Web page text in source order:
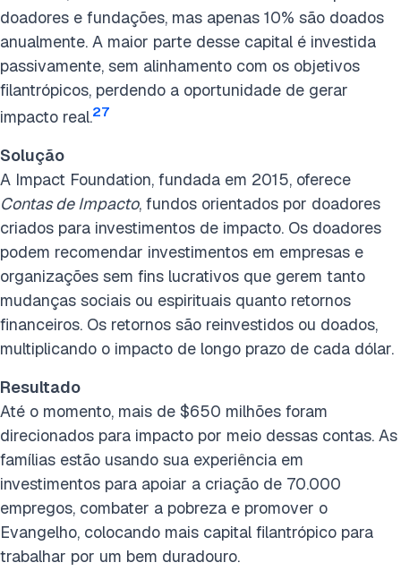
doadores e fundações, mas apenas 10% são doados
anualmente. A maior parte desse capital é investida
passivamente, sem alinhamento com os objetivos
filantrópicos, perdendo a oportunidade de gerar
impacto real.27
Solução
A Impact Foundation, fundada em 2015, oferece
Contas de Impacto, fundos orientados por doadores
criados para investimentos de impacto. Os doadores
podem recomendar investimentos em empresas e
organizações sem fins lucrativos que gerem tanto
mudanças sociais ou espirituais quanto retornos
financeiros. Os retornos são reinvestidos ou doados,
multiplicando o impacto de longo prazo de cada dólar.
Resultado
Até o momento, mais de $650 milhões foram
direcionados para impacto por meio dessas contas. As
famílias estão usando sua experiência em
investimentos para apoiar a criação de 70.000
empregos, combater a pobreza e promover o
Evangelho, colocando mais capital filantrópico para
trabalhar por um bem duradouro.